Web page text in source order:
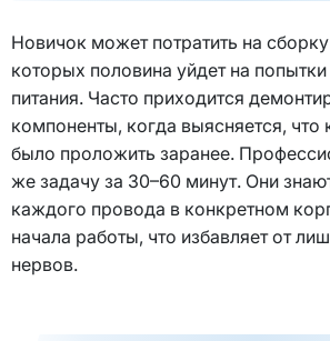
Новичок может потратить на
которых половина уйдет на
питания. Часто приходится
компоненты, когда выясняется, что
было проложить заранее.
же задачу за 30–60 минут. Они
каждого провода в конкретном
начала работы, что избавляет от
нервов.